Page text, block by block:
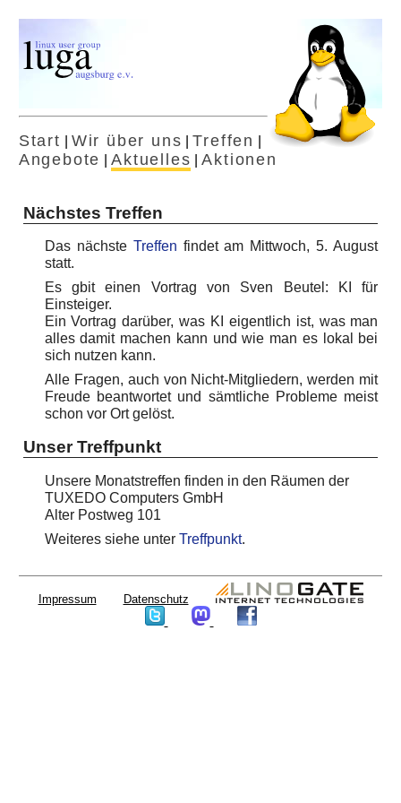
Start Wir über uns |Treffen
Angebote |Aktuelles |Aktionen
Nächstes Treffen
Das nächste Treffen findet am Mittwoch, 5. August
statt.
Es gbit einen Vortrag von Sven Beutel: KI für
Einsteiger.
Ein Vortrag darüber, was KI eigentlich ist, was man
alles damit machen kann und wie man es lokal bei
sich nutzen kann.
Alle Fragen, auch von Nicht-Mitgliedern, werden mit
Freude beantwortet und sämtliche Probleme meist
schon vor Ort gelöst.
Unser Treffpunkt
Unsere Monatstreffen finden in den Räumen der
TUXEDO Computers GmbH
Alter Postweg 101
Weiteres siehe unter Treffpunkt.
Impressum Datenschutz